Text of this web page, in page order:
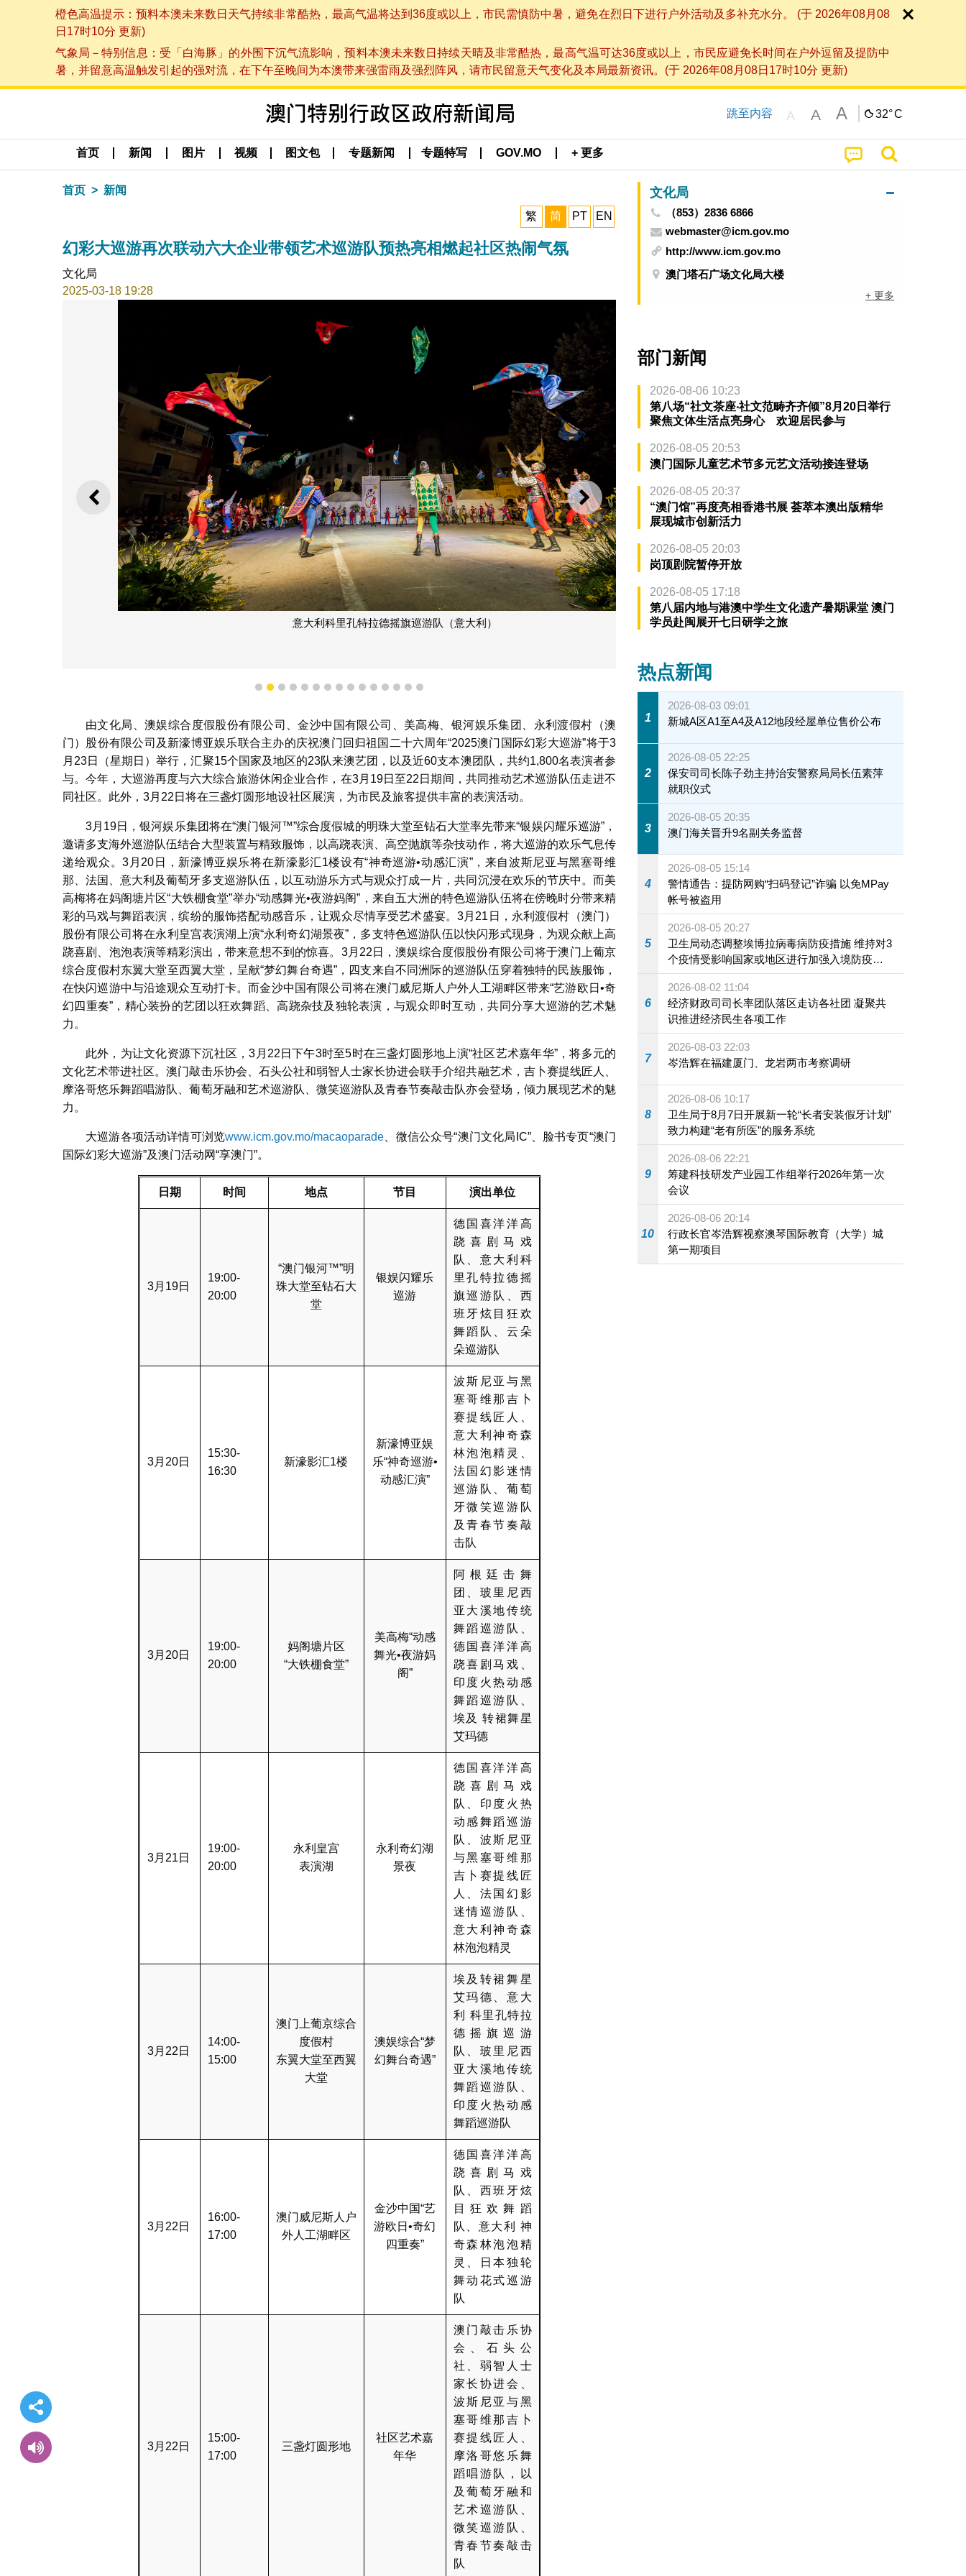
橙色高温提示：预料本澳未来数日天气持续非常酷热，最高气温将达到36度或以上，市民需慎防中暑，避免在烈日下进行户外活动及多补充水分。 (于 2026年08月08
日17时10分 更新)
气象局－特别信息：受「白海豚」的外围下沉气流影响，预料本澳未来数日持续天晴及非常酷热，最高气温可达36度或以上，市民应避免长时间在户外逗留及提防中
暑，并留意高温触发引起的强对流，在下午至晚间为本澳带来强雷雨及强烈阵风，请市民留意天气变化及本局最新资讯。(于 2026年08月08日17时10分 更新)
跳至内容 A A A 32°C
首页 新闻 图片 视频 图文包 专题新闻 专题特写 GOV.MO + 更多
首页 新闻
繁 简 PT EN
幻彩大巡游再次联动六大企业带领艺术巡游队预热亮相燃起社区热闹气氛
文化局
2025-03-18 19:28
上一则 下一则
意大利科里孔特拉德摇旗巡游队（意大利）
1 2 3 4 5 6 7 8 9 101112131415
由文化局、澳娱综合度假股份有限公司、金沙中国有限公司、美高梅、银河娱乐集团、永利渡假村（澳
门）股份有限公司及新濠博亚娱乐联合主办的庆祝澳门回归祖国二十六周年“2025澳门国际幻彩大巡游”将于3
月23日（星期日）举行，汇聚15个国家及地区的23队来澳艺团，以及近60支本澳团队，共约1,800名表演者参
与。今年，大巡游再度与六大综合旅游休闲企业合作，在3月19日至22日期间，共同推动艺术巡游队伍走进不
同社区。此外，3月22日将在三盏灯圆形地设社区展演，为市民及旅客提供丰富的表演活动。
3月19日，银河娱乐集团将在“澳门银河™”综合度假城的明珠大堂至钻石大堂率先带来“银娱闪耀乐巡游”，
邀请多支海外巡游队伍结合大型装置与精致服饰，以高跷表演、高空抛旗等杂技动作，将大巡游的欢乐气息传
递给观众。3月20日，新濠博亚娱乐将在新濠影汇1楼设有“神奇巡游•动感汇演”，来自波斯尼亚与黑塞哥维
那、法国、意大利及葡萄牙多支巡游队伍，以互动游乐方式与观众打成一片，共同沉浸在欢乐的节庆中。而美
高梅将在妈阁塘片区“大铁棚食堂”举办“动感舞光•夜游妈阁”，来自五大洲的特色巡游队伍将在傍晚时分带来精
彩的马戏与舞蹈表演，缤纷的服饰搭配动感音乐，让观众尽情享受艺术盛宴。3月21日，永利渡假村（澳门）
股份有限公司将在永利皇宫表演湖上演“永利奇幻湖景夜”，多支特色巡游队伍以快闪形式现身，为观众献上高
跷喜剧、泡泡表演等精彩演出，带来意想不到的惊喜。3月22日，澳娱综合度假股份有限公司将于澳门上葡京
综合度假村东翼大堂至西翼大堂，呈献“梦幻舞台奇遇”，四支来自不同洲际的巡游队伍穿着独特的民族服饰，
在快闪巡游中与沿途观众互动打卡。而金沙中国有限公司将在澳门威尼斯人户外人工湖畔区带来“艺游欧日•奇
幻四重奏”，精心装扮的艺团以狂欢舞蹈、高跷杂技及独轮表演，与观众即时互动，共同分享大巡游的艺术魅
力。
此外，为让文化资源下沉社区，3月22日下午3时至5时在三盏灯圆形地上演“社区艺术嘉年华”，将多元的
文化艺术带进社区。澳门敲击乐协会、石头公社和弱智人士家长协进会联手介绍共融艺术，吉卜赛提线匠人、
摩洛哥悠乐舞蹈唱游队、葡萄牙融和艺术巡游队、微笑巡游队及青春节奏敲击队亦会登场，倾力展现艺术的魅
力。
大巡游各项活动详情可浏览www.icm.gov.mo/macaoparade、微信公众号“澳门文化局IC”、脸书专页“澳门
国际幻彩大巡游”及澳门活动网“享澳门”。
日期 时间 地点 节目 演出单位
3月19日
19:00-
20:00
“澳门银河™”明
珠大堂至钻石大
堂
银娱闪耀乐
巡游
德国喜洋洋高
跷喜剧马戏
队、意大利科
里孔特拉德摇
旗巡游队、西
班牙炫目狂欢
舞蹈队、云朵
朵巡游队
3月20日
15:30-
16:30
新濠影汇1楼
新濠博亚娱
乐“神奇巡游•
动感汇演”
波斯尼亚与黑
塞哥维那吉卜
赛提线匠人、
意大利神奇森
林泡泡精灵、
法国幻影迷情
巡游队、葡萄
牙微笑巡游队
及青春节奏敲
击队
3月20日
19:00-
20:00
妈阁塘片区
“大铁棚食堂”
美高梅“动感
舞光•夜游妈
阁”
阿根廷击舞
团、玻里尼西
亚大溪地传统
舞蹈巡游队、
德国喜洋洋高
跷喜剧马戏、
印度火热动感
舞蹈巡游队、
埃及 转裙舞星
艾玛德
3月21日
19:00-
20:00
永利皇宫
表演湖
永利奇幻湖
景夜
德国喜洋洋高
跷喜剧马戏
队、印度火热
动感舞蹈巡游
队、波斯尼亚
与黑塞哥维那
吉卜赛提线匠
人、法国幻影
迷情巡游队、
意大利神奇森
林泡泡精灵
3月22日
14:00-
15:00
澳门上葡京综合
度假村
东翼大堂至西翼
大堂
澳娱综合“梦
幻舞台奇遇”
埃及转裙舞星
艾玛德、意大
利 科里孔特拉
德摇旗巡游
队、玻里尼西
亚大溪地传统
舞蹈巡游队、
印度火热动感
舞蹈巡游队
3月22日
16:00-
17:00
澳门威尼斯人户
外人工湖畔区
金沙中国“艺
游欧日•奇幻
四重奏”
德国喜洋洋高
跷喜剧马戏
队、西班牙炫
目狂欢舞蹈
队、意大利 神
奇森林泡泡精
灵、日本独轮
舞动花式巡游
队
3月22日
15:00-
17:00
三盏灯圆形地
社区艺术嘉
年华
澳门敲击乐协
会、石头公
社、弱智人士
家长协进会、
波斯尼亚与黑
塞哥维那吉卜
赛提线匠人、
摩洛哥悠乐舞
蹈唱游队，以
及葡萄牙融和
艺术巡游队、
微笑巡游队、
青春节奏敲击
队
文化局
（853）2836 6866
webmaster@icm.gov.mo
http://www.icm.gov.mo
澳门塔石广场文化局大楼
+ 更多
部门新闻
2026-08-06 10:23
第八场“社文茶座‧社文范畴齐齐倾”8月20日举行
聚焦文体生活点亮身心 欢迎居民参与
2026-08-05 20:53
澳门国际儿童艺术节多元艺文活动接连登场
2026-08-05 20:37
“澳门馆”再度亮相香港书展 荟萃本澳出版精华
展现城市创新活力
2026-08-05 20:03
岗顶剧院暂停开放
2026-08-05 17:18
第八届内地与港澳中学生文化遗产暑期课堂 澳门
学员赴闽展开七日研学之旅
热点新闻
1
2026-08-03 09:01
新城A区A1至A4及A12地段经屋单位售价公布
2
2026-08-05 22:25
保安司司长陈子劲主持治安警察局局长伍素萍
就职仪式
3
2026-08-05 20:35
澳门海关晋升9名副关务监督
4
2026-08-05 15:14
警情通告：提防网购“扫码登记”诈骗 以免MPay
帐号被盗用
5
2026-08-05 20:27
卫生局动态调整埃博拉病毒病防疫措施 维持对3
个疫情受影响国家或地区进行加强入境防疫措
施
6
2026-08-02 11:04
经济财政司司长率团队落区走访各社团 凝聚共
识推进经济民生各项工作
7
2026-08-03 22:03
岑浩辉在福建厦门、龙岩两市考察调研
8
2026-08-06 10:17
卫生局于8月7日开展新一轮“长者安装假牙计划”
致力构建“老有所医”的服务系统
9
2026-08-06 22:21
筹建科技研发产业园工作组举行2026年第一次
会议
10
2026-08-06 20:14
行政长官岑浩辉视察澳琴国际教育（大学）城
第一期项目